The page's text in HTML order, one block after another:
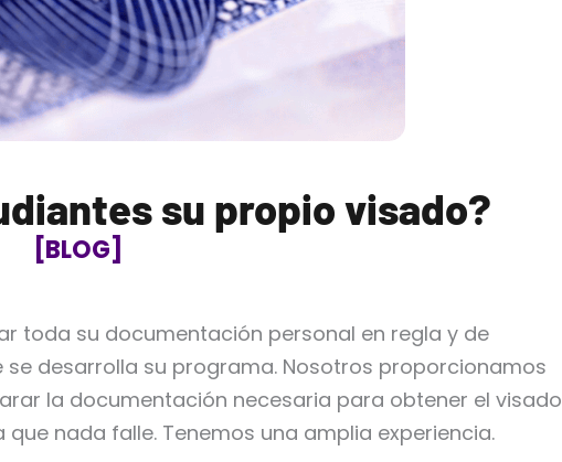
su propio visado?
[BLOG]
toda su documentación personal en regla y de
desarrolla su programa. Nosotros proporcionamos
la documentación necesaria para obtener el visado
nada falle. Tenemos una amplia experiencia.